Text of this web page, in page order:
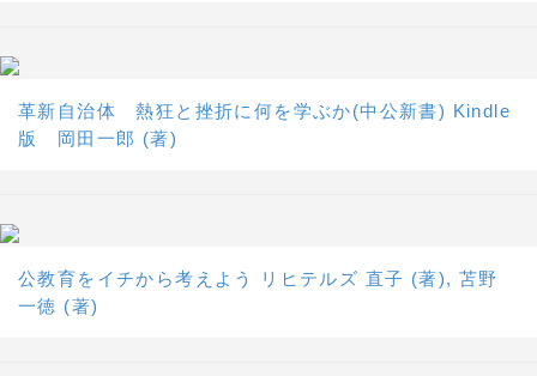
革新自治体 熱狂と挫折に何を学ぶか(中公新書) Kindle
版 岡田一郎 (著)
公教育をイチから考えよう リヒテルズ 直子 (著), 苫野
一徳 (著)